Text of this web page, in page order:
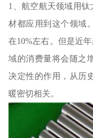
1、航空航天领域用
材都应用到这个领域
在10%左右。但是近
域的消费量将会随之
决定性的作用，从历
暖密切相关。